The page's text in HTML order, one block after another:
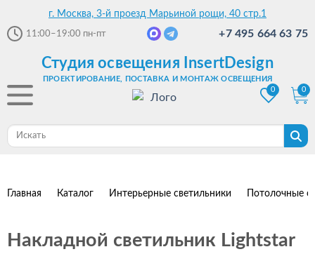
г. Москва, 3-й проезд Марьиной рощи, 40 стр.1
11:00–19:00 пн-пт +7 495 664 63 75
Студия освещения InsertDesign
ПРОЕКТИРОВАНИЕ, ПОСТАВКА И МОНТАЖ ОСВЕЩЕНИЯ
0
0
Главная Каталог Интерьерные светильники Потолочные
Накладной светильник Lightstar